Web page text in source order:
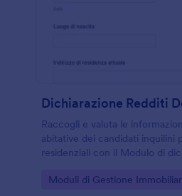
Dichiarazione Redditi
Raccogli e valuta le
abitative dei candidati inquilini
residenziali con il Modulo di
proprietari e agenzie
Go to Category:
Moduli di Gestione